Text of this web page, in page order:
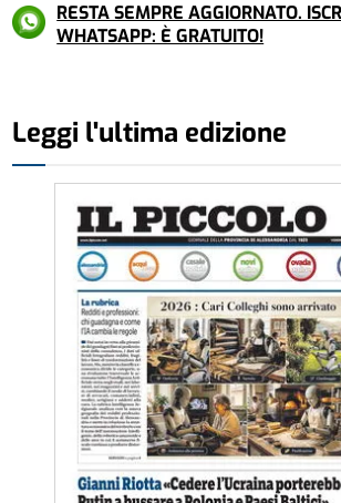
RESTA SEMPRE AGGIORNATO.
WHATSAPP: È GRATUITO!
Leggi l'ultima edizione